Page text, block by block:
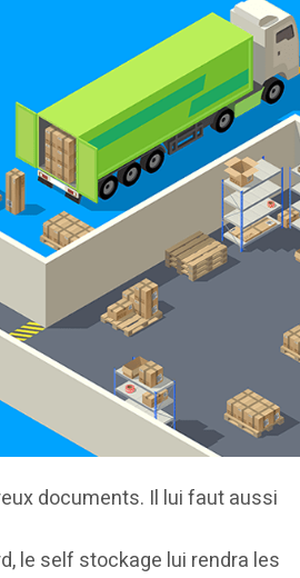
documents. Il lui faut aussi
le self stockage lui rendra les